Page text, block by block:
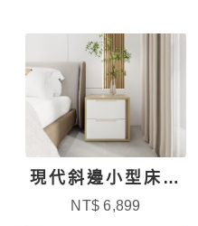
現代斜邊小型床頭
櫃
NT$ 6,899